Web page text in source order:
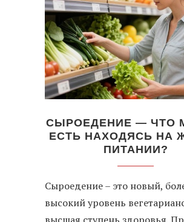
СЫРОЕДЕНИЕ — ЧТО
ЕСТЬ НАХОДЯСЬ НА
ПИТАНИИ?
Сыроедение – это новый,
высокий уровень